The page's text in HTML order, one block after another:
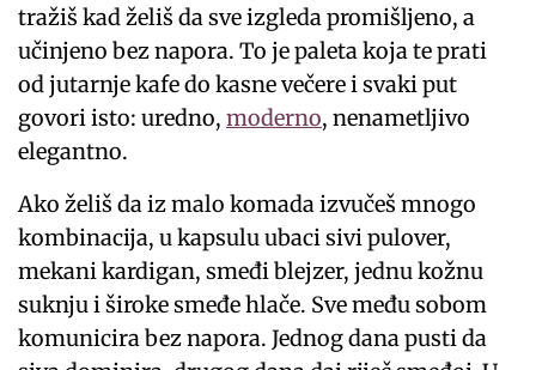
tražiš kad želiš da sve izgleda promišljeno, a
učinjeno bez napora. To je paleta koja te prati
od jutarnje kafe do kasne večere i svaki put
govori isto: uredno,moderno, nenametljivo
elegantno.
Ako želiš da iz malo komada izvučeš mnogo
kombinacija, u kapsulu ubaci sivi pulover,
mekani kardigan, smeđi blejzer, jednu kožnu
suknju i široke smeđe hlače. Sve među sobom
komunicira bez napora. Jednog dana pusti da